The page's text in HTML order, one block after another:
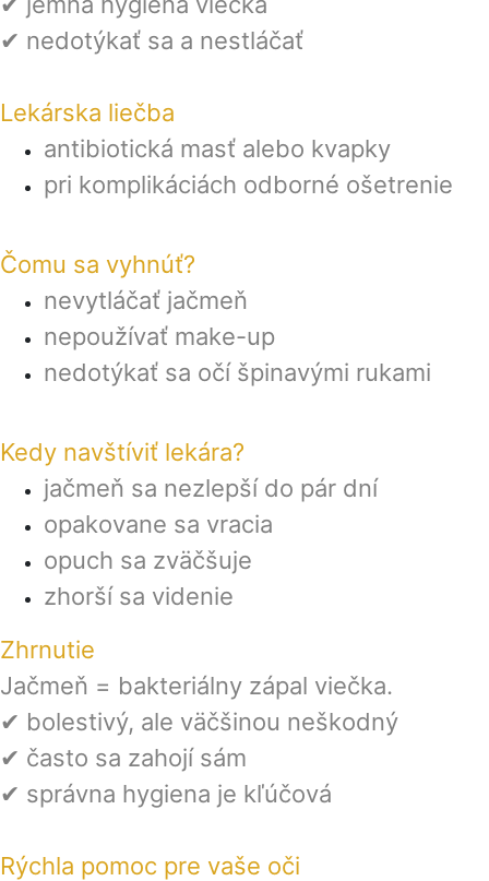
✔ nedotýkať sa a nestláčať
Lekárska liečba
antibiotická masť alebo kvapky
pri komplikáciách odborné ošetrenie
Čomu sa vyhnúť?
nevytláčať jačmeň
nepoužívať make-up
nedotýkať sa očí špinavými rukami
Kedy navštíviť lekára?
jačmeň sa nezlepší do pár dní
opakovane sa vracia
opuch sa zväčšuje
zhorší sa videnie
Zhrnutie
Jačmeň = bakteriálny zápal viečka.
✔ bolestivý, ale väčšinou neškodný
✔ často sa zahojí sám
✔ správna hygiena je kľúčová
Rýchla pomoc pre vaše oči